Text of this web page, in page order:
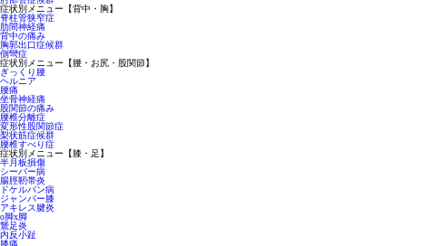
症状別メニュー【背中・胸】
脊柱管狭窄症
肋間神経痛
背中の痛み
胸郭出口症候群
側彎症
症状別メニュー【腰・お尻・股関節】
ぎっくり腰
ヘルニア
腰痛
坐骨神経痛
股関節の痛み
腰椎分離症
変形性股関節症
梨状筋症候群
腰椎すべり症
症状別メニュー【膝・足】
半月板損傷
シーバー病
腸脛靭帯炎
ドケルバン病
ジャンパー膝
アキレス腱炎
o脚x脚
鵞足炎
内反小趾
膝痛